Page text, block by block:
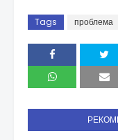
Tags проблема